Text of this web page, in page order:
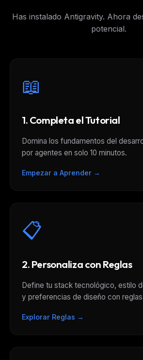
Has instalado Antigravity. Ahora
potencial.
📖
1. Completa el Tutorial
Domina los fundamentos del
por agentes en solo 10 minutos.
Empezar a Aprender →
📋
2. Personaliza con Reglas
Define tu stack tecnológico, estilo
y preferencias de diseño con
Explorar Reglas →